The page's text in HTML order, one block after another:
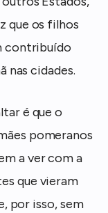
que os filhos
contribuído
nas cidades.
é que o
pomeranos
a ver com a
que vieram
por isso, sem